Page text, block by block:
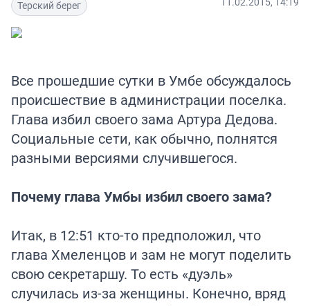
Терский берег
Все прошедшие сутки в Умбе обсуждалось
происшествие в администрации поселка.
Глава избил своего зама Артура Дедова.
Социальные сети, как обычно, полнятся
разными версиями случившегося.
Почему глава Умбы избил своего зама?
Итак, в 12:51 кто-то предположил, что
глава Хмеленцов и зам не могут поделить
свою секретаршу. То есть «дуэль»
случилась из-за женщины. Конечно, вряд